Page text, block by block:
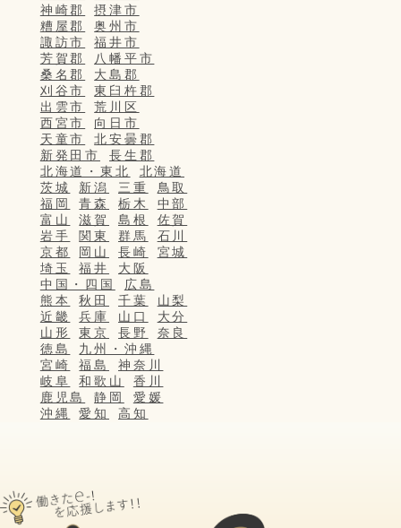
神崎郡
摂津市
糟屋郡
奥州市
諏訪市
福井市
芳賀郡
八幡平市
桑名郡
大島郡
刈谷市
東臼杵郡
出雲市
荒川区
西宮市
向日市
天童市
北安曇郡
新発田市
長生郡
北海道・東北
北海道
茨城
新潟 三重
鳥取
福岡
青森 栃木
中部
富山
滋賀 島根
佐賀
岩手
関東 群馬
石川
京都
岡山 長崎
宮城
埼玉
福井
大阪
中国・四国
広島
熊本
秋田 千葉
山梨
近畿
兵庫 山口
大分
山形
東京 長野
奈良
徳島
九州・沖縄
宮崎
福島
神奈川
岐阜
和歌山
香川
鹿児島
静岡
愛媛
沖縄
愛知 高知